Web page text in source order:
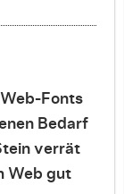
Fonts
Bedarf
verrät
Web gut